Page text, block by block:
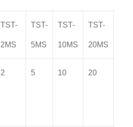
TST-
2MS
TST-
5MS
TST-
10MS
TST-
20MS
2 5 10 20